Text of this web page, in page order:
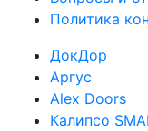
Политика
ДокДор
Аргус
Alex Doors
Калипсо